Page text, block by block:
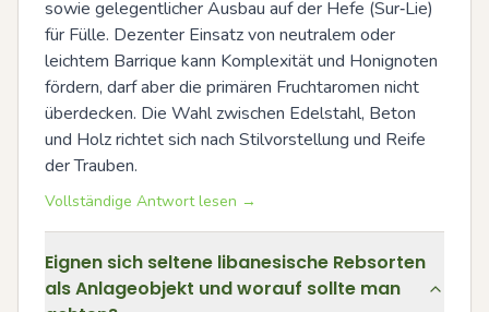
sowie gelegentlicher Ausbau auf der Hefe (Sur‑Lie)
für Fülle. Dezenter Einsatz von neutralem oder
leichtem Barrique kann Komplexität und Honignoten
fördern, darf aber die primären Fruchtaromen nicht
überdecken. Die Wahl zwischen Edelstahl, Beton
und Holz richtet sich nach Stilvorstellung und Reife
der Trauben.
Vollständige Antwort lesen →
Eignen sich seltene libanesische Rebsorten
als Anlageobjekt und worauf sollte man